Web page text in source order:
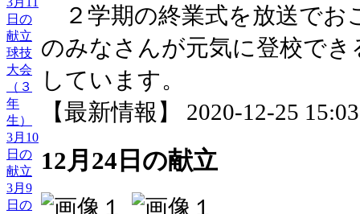
日の
献立
球技
大会
（３
年
生）
3月10
日の
献立
3月9
日の
２学期の終業式を放送でお
のみなさんが元気に登校で
しています。
【最新情報】 2020-12-25
12月24日の献立